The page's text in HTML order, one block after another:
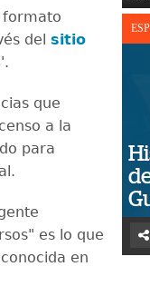
formato
del sitio
que
a la
para
es lo que
en